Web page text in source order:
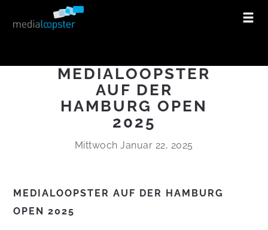
MEDIALOOPSTER
AUF DER
HAMBURG OPEN
2025
Mittwoch Januar 22, 2025
MEDIALOOPSTER AUF DER HAMBURG
OPEN 2025